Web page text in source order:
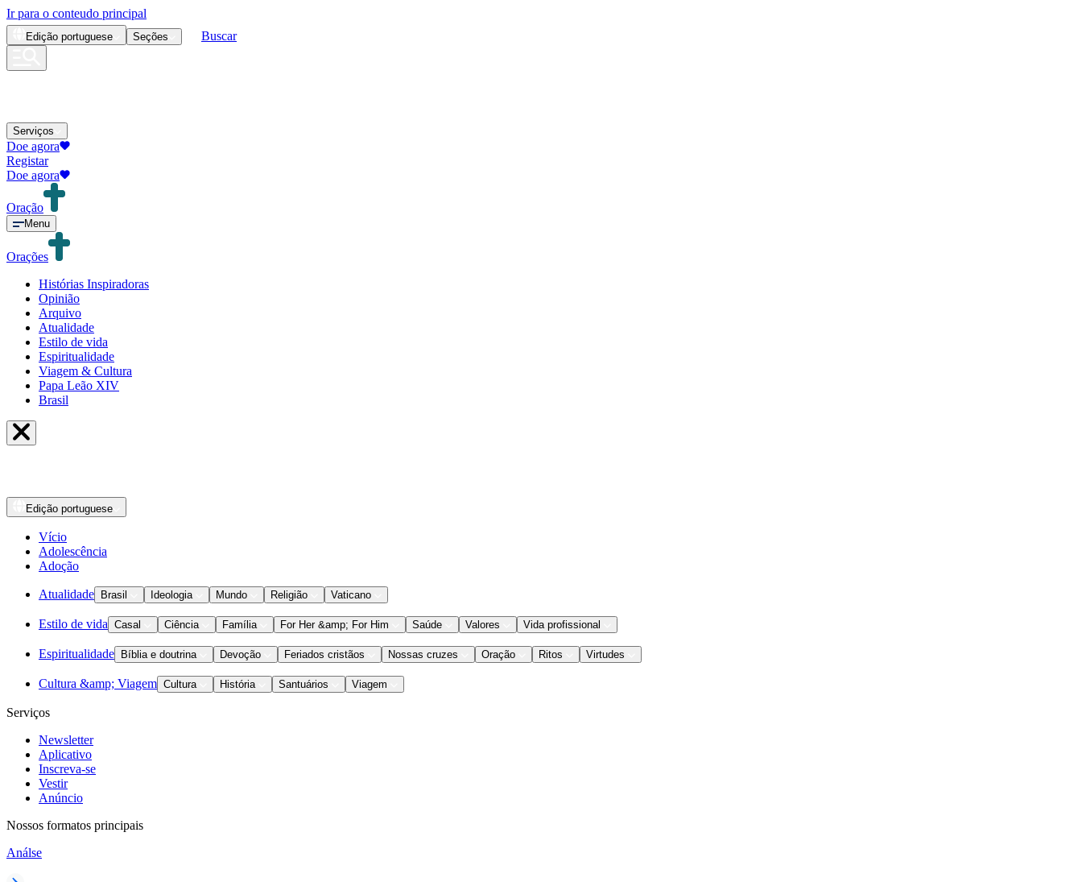
Ir para o conteudo principal
Edição portuguese Seções Buscar
Serviços
Doe agora
Registar
Doe agora
Oração
Menu
Orações
Histórias Inspiradoras
Opinião
Arquivo
Atualidade
Estilo de vida
Espiritualidade
Viagem & Cultura
Papa Leão XIV
Brasil
Edição portuguese
Vício
Adolescência
Adoção
Atualidade Brasil Ideologia Mundo Religião Vaticano
Estilo de vida Casal Ciência Família For Her &amp; For Him Saúde Valores Vida profissional
Espiritualidade Bíblia e doutrina Devoção Feriados cristãos Nossas cruzes Oração Ritos Virtudes
Cultura &amp; Viagem Cultura História Santuários Viagem
Serviços
Newsletter
Aplicativo
Inscreva-se
Vestir
Anúncio
Nossos formatos principais
Análse